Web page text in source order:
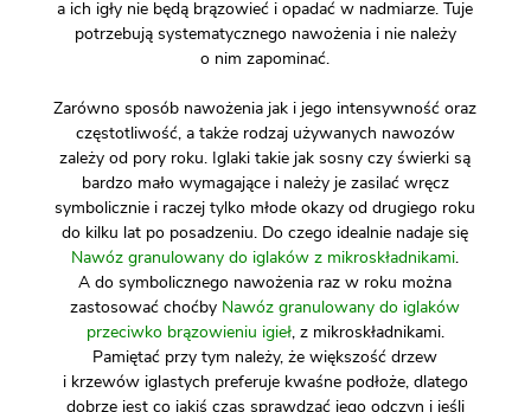
a ich igły nie będą brązowieć i opadać w nadmiarze. Tuje
potrzebują systematycznego nawożenia i nie należy
o nim zapominać.
Zarówno sposób nawożenia jak i jego intensywność oraz
częstotliwość, a także rodzaj używanych nawozów
zależy od pory roku. Iglaki takie jak sosny czy świerki są
bardzo mało wymagające i należy je zasilać wręcz
symbolicznie i raczej tylko młode okazy od drugiego roku
do kilku lat po posadzeniu. Do czego idealnie nadaje się
Nawóz granulowany do iglaków z mikroskładnikami.
A do symbolicznego nawożenia raz w roku można
zastosować choćby Nawóz granulowany do iglaków
przeciwko brązowieniu igieł, z mikroskładnikami.
Pamiętać przy tym należy, że większość drzew
i krzewów iglastych preferuje kwaśne podłoże, dlatego
dobrze jest co jakiś czas sprawdzać jego odczyn i jeśli